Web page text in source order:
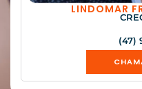
LINDOMAR
(47)